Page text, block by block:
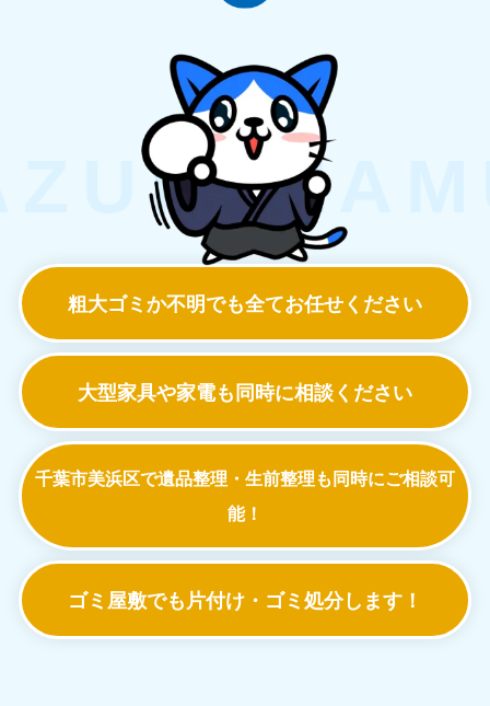
粗大ゴミか不明でも全てお任せください
大型家具や家電も同時に相談ください
千葉市美浜区で遺品整理・生前整理も同時にご相談可
能！
ゴミ屋敷でも 片付け・ゴミ処分します！